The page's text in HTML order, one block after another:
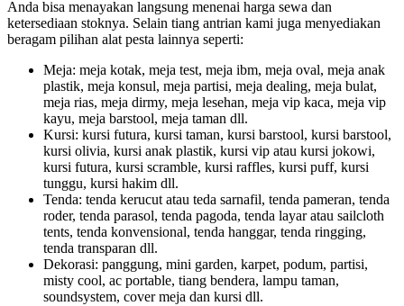
Anda bisa menayakan langsung menenai harga sewa dan
ketersediaan stoknya. Selain tiang antrian kami juga menyediakan
beragam pilihan alat pesta lainnya seperti:
Meja: meja kotak, meja test, meja ibm, meja oval, meja anak
plastik, meja konsul, meja partisi, meja dealing, meja bulat,
meja rias, meja dirmy, meja lesehan, meja vip kaca, meja vip
kayu, meja barstool, meja taman dll.
Kursi: kursi futura, kursi taman, kursi barstool, kursi barstool,
kursi olivia, kursi anak plastik, kursi vip atau kursi jokowi,
kursi futura, kursi scramble, kursi raffles, kursi puff, kursi
tunggu, kursi hakim dll.
Tenda: tenda kerucut atau teda sarnafil, tenda pameran, tenda
roder, tenda parasol, tenda pagoda, tenda layar atau sailcloth
tents, tenda konvensional, tenda hanggar, tenda ringging,
tenda transparan dll.
Dekorasi: panggung, mini garden, karpet, podum, partisi,
misty cool, ac portable, tiang bendera, lampu taman,
soundsystem, cover meja dan kursi dll.